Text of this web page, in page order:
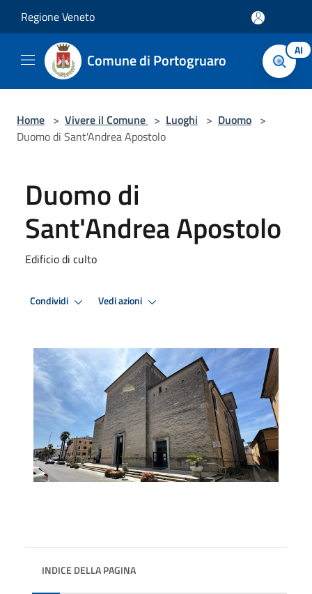
Regione Veneto
Comune di Portogruaro AI
Home > Vivere il Comune > Luoghi > Duomo >
Duomo di Sant'Andrea Apostolo
Duomo di
Sant'Andrea Apostolo
Edificio di culto
Condividi Vedi azioni
INDICE DELLA PAGINA